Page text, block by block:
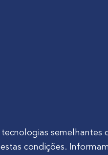
Ltda.Rua Agostinho
semelhantes
condições.